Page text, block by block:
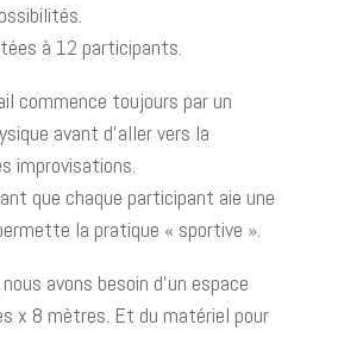
à 12 participants.
commence toujours par un
avant d’aller vers la
improvisations.
que chaque participant aie une
la pratique « sportive ».
avons besoin d’un espace
x 8 mètres. Et du matériel pour